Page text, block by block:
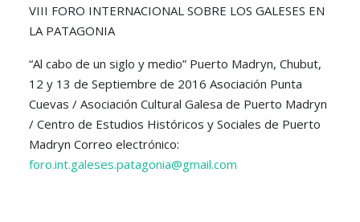
VIII FORO INTERNACIONAL SOBRE LOS GALESES EN
LA PATAGONIA
“Al cabo de un siglo y medio” Puerto Madryn, Chubut,
12 y 13 de Septiembre de 2016 Asociación Punta
Cuevas / Asociación Cultural Galesa de Puerto Madryn
/ Centro de Estudios Históricos y Sociales de Puerto
Madryn Correo electrónico:
foro.int.galeses.patagonia@gmail.com